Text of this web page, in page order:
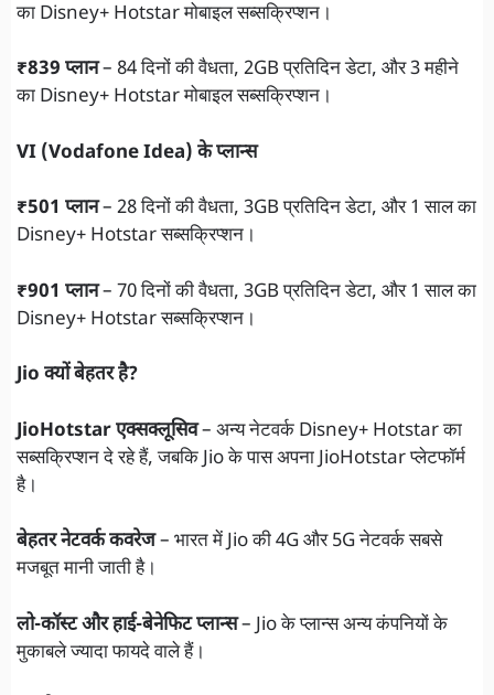
का Disney+ Hotstar मोबाइल सब्सक्रिप्शन।
₹839 प्लान– 84 दिनों की वैधता, 2GB प्रतिदिन डेटा, और 3 महीने
का Disney+ Hotstar मोबाइल सब्सक्रिप्शन।
VI (Vodafone Idea) के प्लान्स
₹501 प्लान– 28 दिनों की वैधता, 3GB प्रतिदिन डेटा, और 1 साल का
Disney+ Hotstar सब्सक्रिप्शन।
₹901 प्लान– 70 दिनों की वैधता, 3GB प्रतिदिन डेटा, और 1 साल का
Disney+ Hotstar सब्सक्रिप्शन।
Jio क्यों बेहतर है?
JioHotstar एक्सक्लूसिव– अन्य नेटवर्क Disney+ Hotstar का
सब्सक्रिप्शन दे रहे हैं, जबकि Jio के पास अपना JioHotstar प्लेटफॉर्म
है।
बेहतर नेटवर्क कवरेज– भारत में Jio की 4G और 5G नेटवर्क सबसे
मजबूत मानी जाती है।
लो-कॉस्ट और हाई-बेनेफिट प्लान्स– Jio के प्लान्स अन्य कंपनियों के
मुकाबले ज्यादा फायदे वाले हैं।